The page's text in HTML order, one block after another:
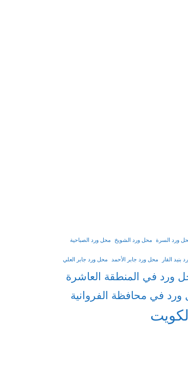
ورد السرة محل ورد الشويخ محل ورد الصباحية
بنيد القار محل ورد جابر الأحمد محل ورد جابر العلي
ورد في المنطقة العاشرة
في محافظة الفروانية